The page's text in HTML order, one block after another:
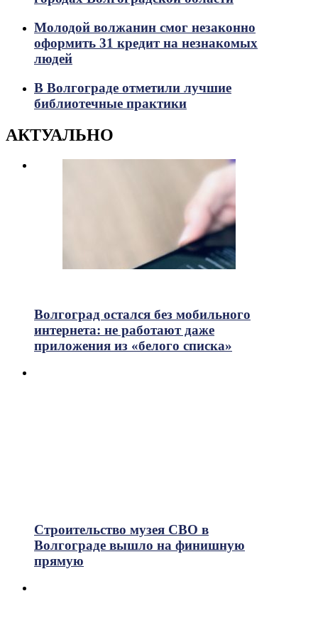
Молодой волжанин смог незаконно
оформить 31 кредит на незнакомых
людей
В Волгограде отметили лучшие
библиотечные практики
АКТУАЛЬНО
Волгоград остался без мобильного
интернета: не работают даже
приложения из «белого списка»
Строительство музея СВО в
Волгограде вышло на финишную
прямую